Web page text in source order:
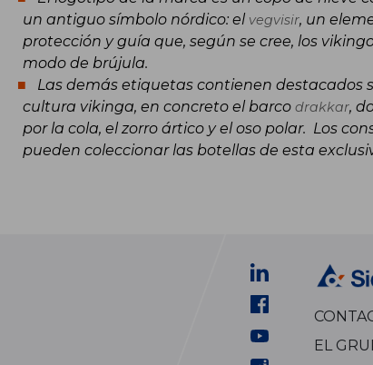
un antiguo símbolo nórdico: el vegvisir, un
protección y guía que, según se cree, los
modo de brújula.
Las demás etiquetas contienen destacados
cultura vikinga, en concreto el barco drakkar,
por la cola, el zorro ártico y el oso polar. Los
pueden coleccionar las botellas de esta
EL